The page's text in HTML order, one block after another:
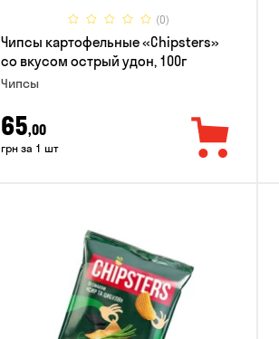
(0)
Чипсы картофельные «Chipsters»
со вкусом острый удон, 100г
Чипсы
65,00
грн за 1 шт